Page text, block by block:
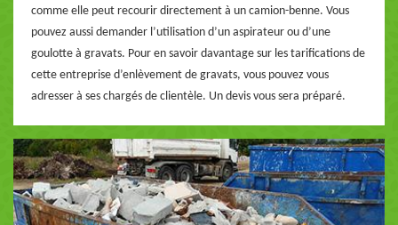
comme elle peut recourir directement à un camion-benne. Vous
pouvez aussi demander l’utilisation d’un aspirateur ou d’une
goulotte à gravats. Pour en savoir davantage sur les tarifications de
cette entreprise d’enlèvement de gravats, vous pouvez vous
adresser à ses chargés de clientèle. Un devis vous sera préparé.